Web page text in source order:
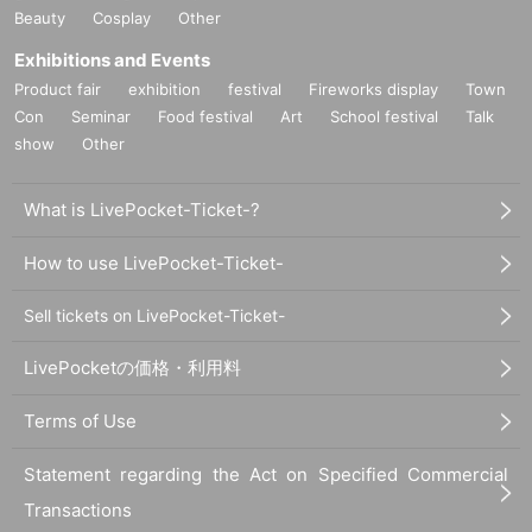
★ 20 award tickets: 1 song full live for you (regulation limited to the First-com
・ One song will be sung in full performance for customers who participate wi
th all members.
・ Singing songs will be 12/1 "Throne" or "Hearts", 12/3 "Aquamarine" or "Th
e Beginning", 12/7 "PARADOX" or "Unfinished".
NS, YouTube, etc. In the unlikely event that it is discovered, we will take appr
* Application for participation will be accepted at the cash register from the sta
* We will inform you individually after the special event on the Day. We will ca
rry out in the order in which you applied after the privilege meeting, so please
eting time is longer than expected, it cannot be Cancel.
me time, but in that case, only one song will be sung.
The privilege party will be held in the order of group shot (without autograph)
Beauty
Cosplay Other
Exhibitions and Events
Product fair exhibition festival Fireworks display
Town
Con
Seminar Food festival Art School festival
Talk
show
Other
What is LivePocket-Ticket-?
How to use LivePocket-Ticket-
Sell tickets on LivePocket-Ticket-
LivePocketの価格・利用料
Terms of Use
Statement regarding the Act on Specified Commercial
Transactions